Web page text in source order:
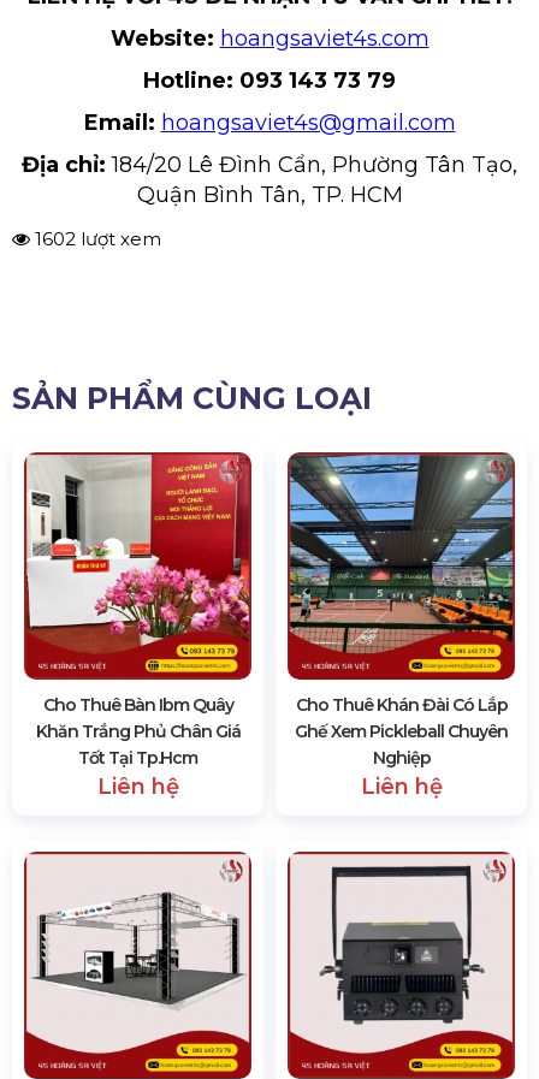
Website: hoangsaviet4s.com
Hotline: 093 143 73 79
Email: hoangsaviet4s@gmail.com
Địa chỉ:184/20 Lê Đình Cẩn, Phường Tân Tạo,
Quận Bình Tân, TP. HCM
1602 lượt xem
SẢN PHẨM CÙNG LOẠI
Cho Thuê Bàn Ibm Quây
Khăn Trắng Phủ Chân Giá
Tốt Tại Tp.hcm
Liên hệ
Cho Thuê Khán Đài Có Lắp
Ghế Xem Pickleball Chuyên
Nghiệp
Liên hệ